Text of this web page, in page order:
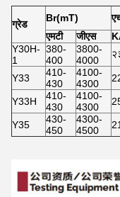
ग्रेड
Br(mT)
एमटी
जीएस
Y30H-
1
380-
400
3800-
4000
Y33
410-
430
4100-
4300
Y33H
410-
430
4100-
4300
Y35
430-
450
4300-
4500